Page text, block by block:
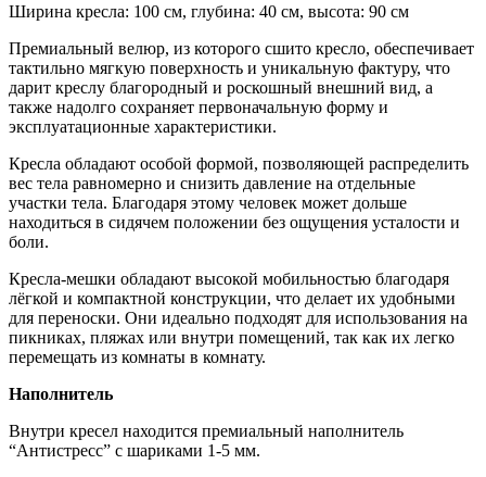
Ширина кресла: 100 см, глубина: 40 см, высота: 90 см
Премиальный велюр, из которого сшито кресло, обеспечивает
тактильно мягкую поверхность и уникальную фактуру, что
дарит креслу благородный и роскошный внешний вид, а
также надолго сохраняет первоначальную форму и
эксплуатационные характеристики.
Кресла обладают особой формой, позволяющей распределить
вес тела равномерно и снизить давление на отдельные
участки тела. Благодаря этому человек может дольше
находиться в сидячем положении без ощущения усталости и
боли.
Кресла-мешки обладают высокой мобильностью благодаря
лёгкой и компактной конструкции, что делает их удобными
для переноски. Они идеально подходят для использования на
пикниках, пляжах или внутри помещений, так как их легко
перемещать из комнаты в комнату.
Наполнитель
Внутри кресел находится премиальный наполнитель
“Антистресс” с шариками 1-5 мм.